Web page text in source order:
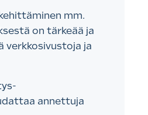
mm.
on tärkeää ja
ja
annettuja